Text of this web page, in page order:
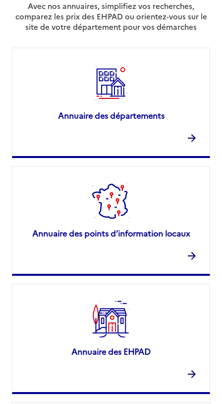
Avec nos annuaires, simplifiez vos recherches,
comparez les prix des EHPAD ou orientez-vous sur le
site de votre département pour vos démarches
Annuaire des départements
Annuaire des points d’information locaux
Annuaire des EHPAD